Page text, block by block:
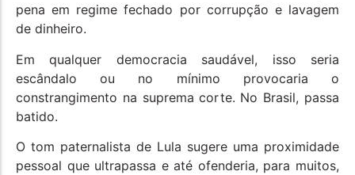
pena em regime fechado por corrupção e lavagem
de dinheiro.
Em qualquer democracia saudável, isso seria
escândalo ou no mínimo provocaria o
constrangimento na suprema corte. No Brasil, passa
batido.
O tom paternalista de Lula sugere uma proximidade
pessoal que ultrapassa e até ofenderia, para muitos,